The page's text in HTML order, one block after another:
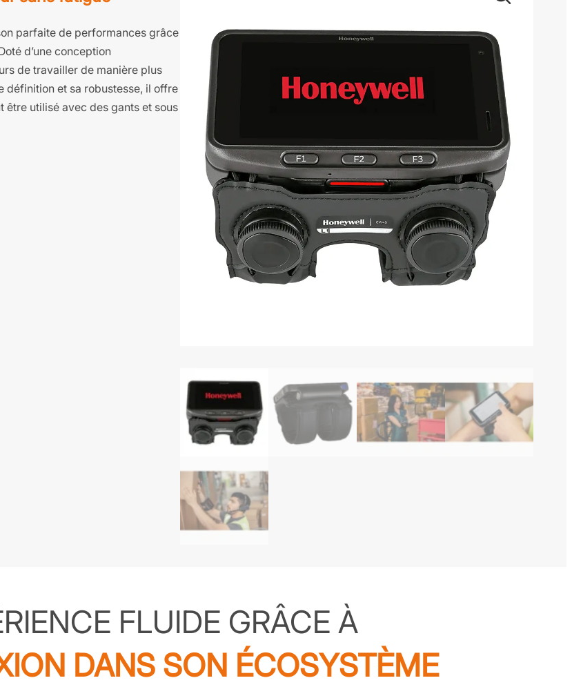
parfaite de performances grâce
d’une conception
de travailler de manière plus
définition et sa robustesse, il offre
être utilisé avec des gants et sous
FLUIDE GRÂCE À
DANS SON ÉCOSYSTÈME